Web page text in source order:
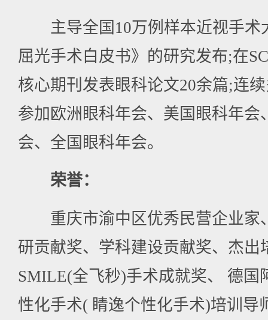
主导全国10万例样本近视手术
屈光手术白皮书》的研究发布;在
核心期刊发表眼科论文20余篇;连
参加欧洲眼科年会、美国眼科年会
会、全国眼科年会。
荣誉：
重庆市渝中区优秀民营企业家
研贡献奖、学科建设贡献奖、杰出
SMILE(全飞秒)手术成就奖、 德国
性化手术( 睛逸个性化手术)培训导